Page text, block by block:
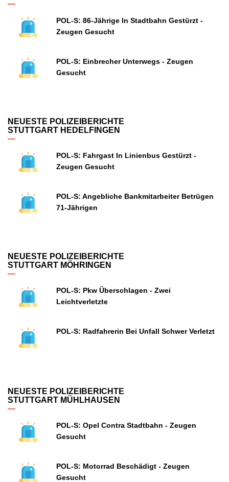
POL-S: 86-Jährige In Stadtbahn Gestürzt -
Zeugen Gesucht
POL-S: Einbrecher Unterwegs - Zeugen
Gesucht
NEUESTE POLIZEIBERICHTE
STUTTGART HEDELFINGEN
POL-S: Fahrgast In Linienbus Gestürzt -
Zeugen Gesucht
POL-S: Angebliche Bankmitarbeiter Betrügen
71-Jährigen
NEUESTE POLIZEIBERICHTE
STUTTGART MÖHRINGEN
POL-S: Pkw Überschlagen - Zwei
Leichtverletzte
POL-S: Radfahrerin Bei Unfall Schwer Verletzt
NEUESTE POLIZEIBERICHTE
STUTTGART MÜHLHAUSEN
POL-S: Opel Contra Stadtbahn - Zeugen
Gesucht
POL-S: Motorrad Beschädigt - Zeugen
Gesucht